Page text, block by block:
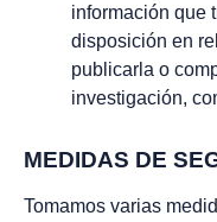
información que
disposición en
publicarla o
investigación,
MEDIDAS DE
Tomamos varias